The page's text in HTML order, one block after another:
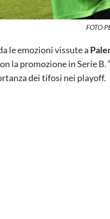
FOTO
le emozioni vissute a
la promozione in Serie B.
dei tifosi nei playoff.